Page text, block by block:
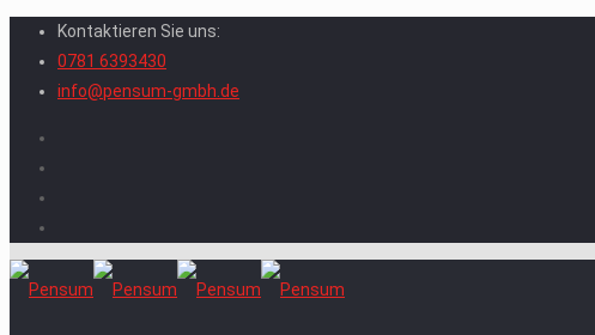
Kontaktieren Sie uns:
0781 6393430
info@pensum-gmbh.de